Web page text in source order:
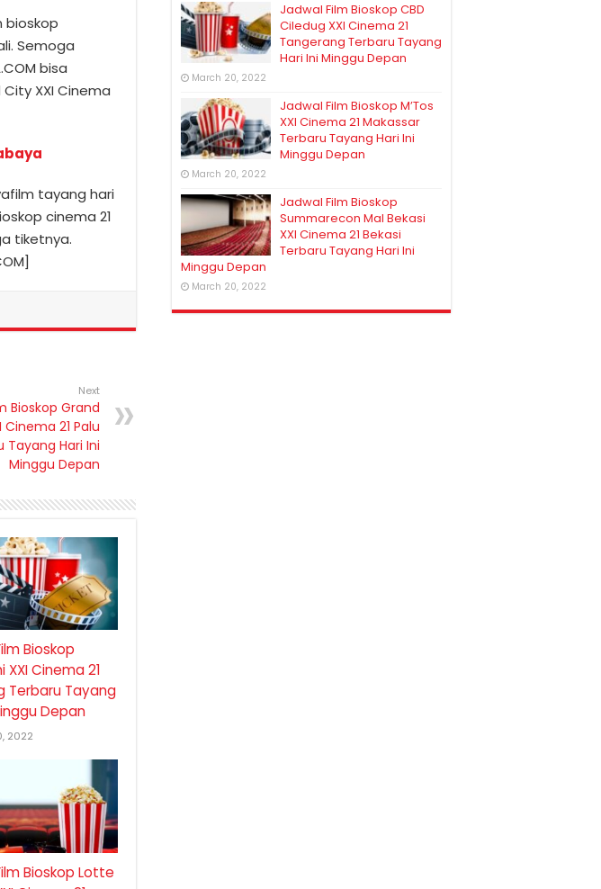
bioskop
Semoga
bisa
XXI Cinema
tayang hari
cinema 21
tiketnya.
Next
Bioskop Grand
Cinema 21 Palu
Tayang Hari Ini
Minggu Depan
Bioskop
XXI Cinema 21
Terbaru Tayang
Depan
2022
Bioskop Lotte
Jadwal Film Bioskop CBD
Ciledug XXI Cinema 21
Tangerang Terbaru Tayang
Hari Ini Minggu Depan
March 20, 2022
Jadwal Film Bioskop M’Tos
XXI Cinema 21 Makassar
Terbaru Tayang Hari Ini
Minggu Depan
March 20, 2022
Jadwal Film Bioskop
Summarecon Mal Bekasi
XXI Cinema 21 Bekasi
Terbaru Tayang Hari Ini
Minggu Depan
March 20, 2022